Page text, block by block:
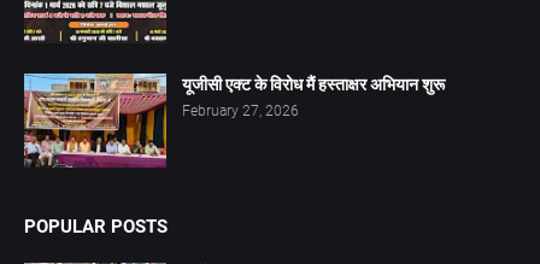
यूजीसी एक्ट के विरोध मैं हस्ताक्षर अभियान शुरू
February 27, 2026
POPULAR POSTS